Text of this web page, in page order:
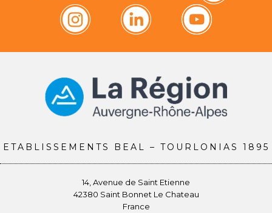
ETABLISSEMENTS BEAL – TOURLONIAS 1895
14, Avenue de Saint Etienne
42380 Saint Bonnet Le Chateau
France